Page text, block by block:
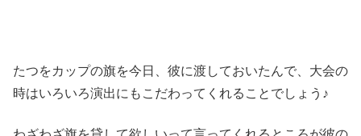
たつをカップの旗を今日、彼に渡しておいたんで、大会の
時はいろいろ演出にもこだわってくれることでしょう♪